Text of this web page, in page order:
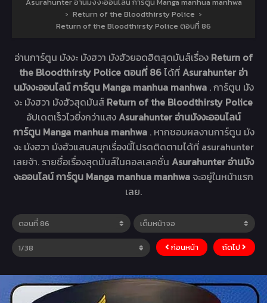
› Return of the Bloodthirsty Police ›
Return of the Bloodthirsty Police ตอนที่ 86
อ่านการ์ตูน มังงะ มังฮวา มังฮัวยอดฮิตสุดมันส์เรื่อง Return of
the Bloodthirsty Police ตอนที่ 86ได้ที่Asurahunter อ่า
นมังงะออนไลน์ การ์ตูน Manga manhua manhwa . การ์ตูน มัง
งะ มังฮวา มังฮัวสุดมันส์ Return of the Bloodthirsty Police
อัปเดตเร็วไวยิ่งกว่าแสงAsurahunter อ่านมังงะออนไลน์
การ์ตูน Manga manhua manhwa . หากชอบผลงานการ์ตูน มัง
งะ มังฮวา มังฮัวแสนสนุกเรื่องนี้โปรดติดตามได้ที่ asurahunter
เลยจ้า. รายชื่อเรื่องสุดมันส์ในคอลเลคชั่น Asurahunter อ่านมัง
งะออนไลน์ การ์ตูน Manga manhua manhwa จะอยู่ในหน้าแรก
เลย.
ก่อนหน้า ถัดไป